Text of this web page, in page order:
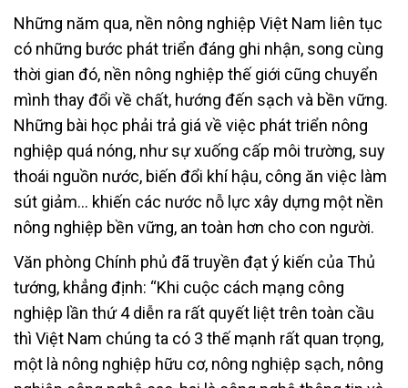
Những năm qua, nền nông nghiệp Việt Nam liên tục
có những bước phát triển đáng ghi nhận, song cùng
thời gian đó, nền nông nghiệp thế giới cũng chuyển
mình thay đổi về chất, hướng đến sạch và bền vững.
Những bài học phải trả giá về việc phát triển nông
nghiệp quá nóng, như sự xuống cấp môi trường, suy
thoái nguồn nước, biến đổi khí hậu, công ăn việc làm
sút giảm… khiến các nước nỗ lực xây dựng một nền
nông nghiệp bền vững, an toàn hơn cho con người.
Văn phòng Chính phủ đã truyền đạt ý kiến của Thủ
tướng, khẳng định: “Khi cuộc cách mạng công
nghiệp lần thứ 4 diễn ra rất quyết liệt trên toàn cầu
thì Việt Nam chúng ta có 3 thế mạnh rất quan trọng,
một là nông nghiệp hữu cơ, nông nghiệp sạch, nông